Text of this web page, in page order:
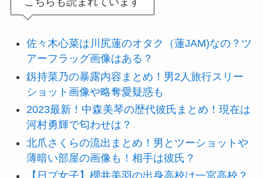
佐々木心菜は川尻蓮のオタク（蓮JAM)なの？ツ
アーフラッグ画像はある？
釼持菜乃の暴露内容まとめ！男2人旅行スリー
ショット画像や略奪愛疑惑も
2023最新！中森美琴の歴代彼氏まとめ！現在は
河村勇輝で匂わせは？
北爪さくらの流出まとめ！男とツーショットや
薄暗い部屋の画像も！相手は彼氏？